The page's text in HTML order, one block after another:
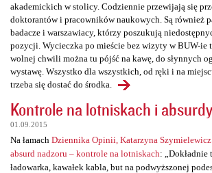
akademickich w stolicy. Codziennie przewijają się
doktorantów i pracowników naukowych. Są również
badacze i warszawiacy, którzy poszukują
pozycji. Wycieczka po mieście bez wizyty w BUW-ie
wolnej chwili można tu pójść na kawę, do słynnych
wystawę. Wszystko dla wszystkich, od ręki i na
trzeba się dostać do środka.
Kontrole na lotniskach i
01.09.2015
Na łamach Dziennika Opinii, Katarzyna Szymielewicz
absurd nadzoru – kontrole na lotniskach: „Dokładnie
ładowarka, kawałek kabla, but na podwyższonej